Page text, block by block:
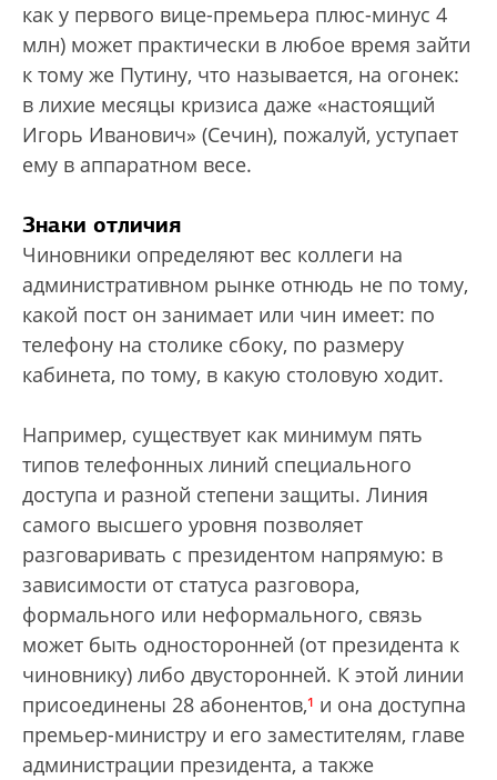
как у первого вице-премьера плюс-минус 4
млн) может практически в любое время зайти
к тому же Путину, что называется, на огонек:
в лихие месяцы кризиса даже «настоящий
Игорь Иванович» (Сечин), пожалуй, уступает
ему в аппаратном весе.
Знаки отличия
Чиновники определяют вес коллеги на
административном рынке отнюдь не по тому,
какой пост он занимает или чин имеет: по
телефону на столике сбоку, по размеру
кабинета, по тому, в какую столовую ходит.
Например, существует как минимум пять
типов телефонных линий специального
доступа и разной степени защиты. Линия
самого высшего уровня позволяет
разговаривать с президентом напрямую: в
зависимости от статуса разговора,
формального или неформального, связь
может быть односторонней (от президента к
чиновнику) либо двусторонней. К этой линии
присо­единены 28 абонентов,¹ и она доступна
премьер-министру и его заместителям, главе
администрации президента, а также